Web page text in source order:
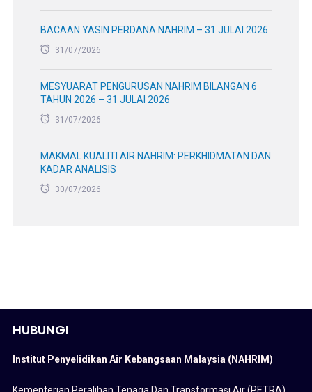
BACAAN YASIN PERDANA NAHRIM – 31 JULAI 2026
31/07/2026
MESYUARAT PENGURUSAN NAHRIM BILANGAN 6
TAHUN 2026 – 31 JULAI 2026
31/07/2026
MAKMAL KUALITI AIR NAHRIM: PERKHIDMATAN DAN
KADAR ANALISIS
30/07/2026
HUBUNGI
Institut Penyelidikan Air Kebangsaan Malaysia (NAHRIM)